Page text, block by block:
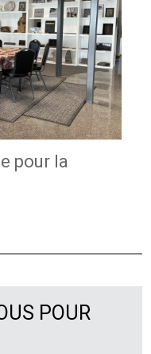
pour la
POUR